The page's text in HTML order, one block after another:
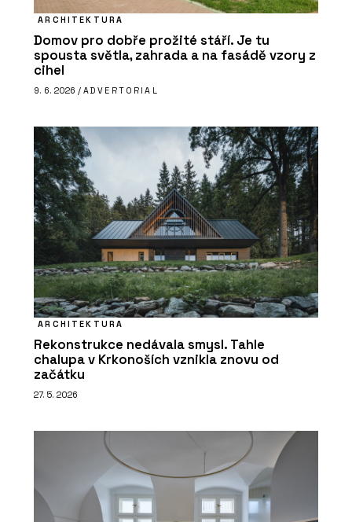
ARCHITEKTURA
Domov pro dobře prožité stáří. Je tu
spousta světla, zahrada a na fasádě vzory z
cihel
9. 6. 2026 / ADVERTORIAL
ARCHITEKTURA
Rekonstrukce nedávala smysl. Tahle
chalupa v Krkonoších vznikla znovu od
začátku
27. 5. 2026